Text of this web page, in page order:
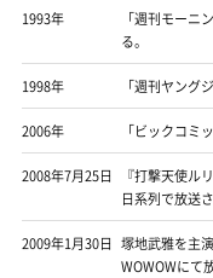
1993年
「週刊モーニ
る。
1998年 「週刊ヤング
2006年 「ビックコミ
2008年7月25日
『打撃天使ル
日系列で放送さ
2009年1月30日 塚地武雅を主
WOWOWにて